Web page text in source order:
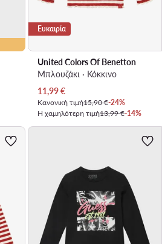
Ευκαιρία
United Colors Of Benetton
Μπλουζάκι · Κόκκινο
Τρέχουσα τιμή
11,99€
Κανονική τιμή15,90 €-24%
Η χαμηλότερη τιμή13,99 €-14%